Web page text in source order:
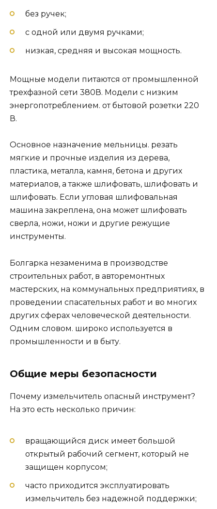
без ручек;
с одной или двумя ручками;
низкая, средняя и высокая мощность.
Мощные модели питаются от промышленной
трехфазной сети 380В. Модели с низким
энергопотреблением. от бытовой розетки 220
В.
Основное назначение мельницы. резать
мягкие и прочные изделия из дерева,
пластика, металла, камня, бетона и других
материалов, а также шлифовать, шлифовать и
шлифовать. Если угловая шлифовальная
машина закреплена, она может шлифовать
сверла, ножи, ножи и другие режущие
инструменты.
Болгарка незаменима в производстве
строительных работ, в авторемонтных
мастерских, на коммунальных предприятиях, в
проведении спасательных работ и во многих
других сферах человеческой деятельности.
Одним словом. широко используется в
промышленности и в быту.
Общие меры безопасности
Почему измельчитель опасный инструмент?
На это есть несколько причин:
вращающийся диск имеет большой
открытый рабочий сегмент, который не
защищен корпусом;
часто приходится эксплуатировать
измельчитель без надежной поддержки;